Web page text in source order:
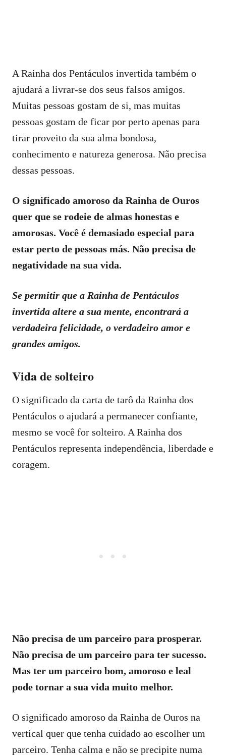
A Rainha dos Pentáculos invertida também o
ajudará a livrar-se dos seus falsos amigos.
Muitas pessoas gostam de si, mas muitas
pessoas gostam de ficar por perto apenas para
tirar proveito da sua alma bondosa,
conhecimento e natureza generosa. Não precisa
dessas pessoas.
O significado amoroso da Rainha de Ouros
quer que se rodeie de almas honestas e
amorosas. Você é demasiado especial para
estar perto de pessoas más. Não precisa de
negatividade na sua vida.
Se permitir que a Rainha de Pentáculos
invertida altere a sua mente, encontrará a
verdadeira felicidade, o verdadeiro amor e
grandes amigos.
Vida de solteiro
O significado da carta de tarô da Rainha dos
Pentáculos o ajudará a permanecer confiante,
mesmo se você for solteiro. A Rainha dos
Pentáculos representa independência, liberdade e
coragem.
Não precisa de um parceiro para prosperar.
Não precisa de um parceiro para ter sucesso.
Mas ter um parceiro bom, amoroso e leal
pode tornar a sua vida muito melhor.
O significado amoroso da Rainha de Ouros na
vertical quer que tenha cuidado ao escolher um
parceiro. Tenha calma e não se precipite numa